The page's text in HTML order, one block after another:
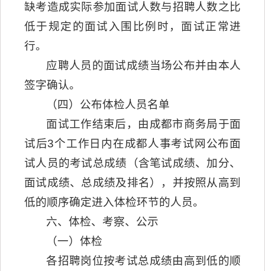
缺考造成实际参加面试人数与招聘人数之比
低于规定的面试入围比例时，面试正常进
行。
应聘人员的面试成绩当场公布并由本人
签字确认。
（四）公布体检人员名单
面试工作结束后，由成都市商务局于面
试后3个工作日内在成都人事考试网公布面
试人员的考试总成绩（含笔试成绩、加分、
面试成绩、总成绩及排名），并按照从高到
低的顺序确定进入体检环节的人员。
六、体检、考察、公示
（一）体检
各招聘岗位按考试总成绩由高到低的顺